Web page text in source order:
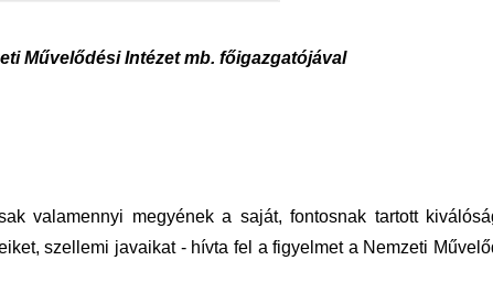
Művelődési Intézet mb. főigazgatójával
valamennyi megyének a saját, fontosnak tartott
szellemi javaikat - hívta fel a figyelmet a Nemzeti